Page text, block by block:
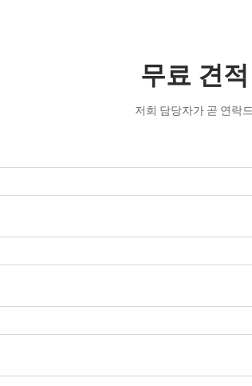
무료 견
저희 담당자가 곧 연락